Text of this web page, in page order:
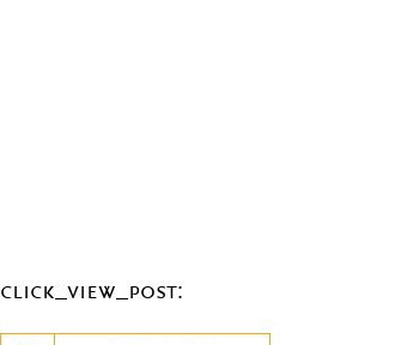
click_view_post: